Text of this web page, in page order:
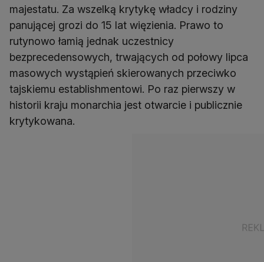
majestatu. Za wszelką krytykę władcy i rodziny
panującej grozi do 15 lat więzienia. Prawo to
rutynowo łamią jednak uczestnicy
bezprecedensowych, trwających od połowy lipca
masowych wystąpień skierowanych przeciwko
tajskiemu establishmentowi. Po raz pierwszy w
historii kraju monarchia jest otwarcie i publicznie
krytykowana.